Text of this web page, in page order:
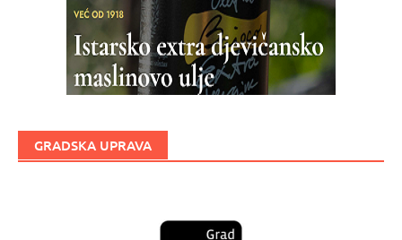
GRADSKA UPRAVA